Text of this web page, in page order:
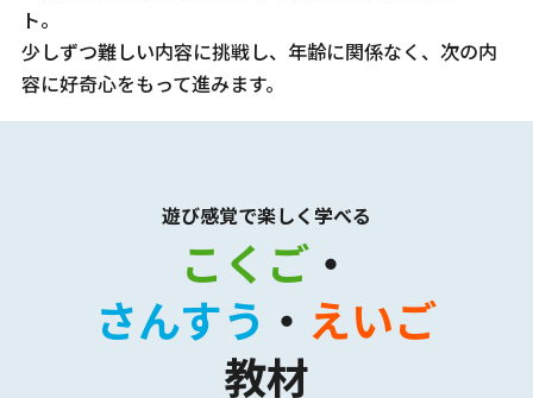
ト。
少しずつ難しい内容に挑戦し、年齢に関係なく、次の内
容に好奇心をもって進みます。
遊び感覚で楽しく 学べる
こくご・
さんすう ・ えいご
教材